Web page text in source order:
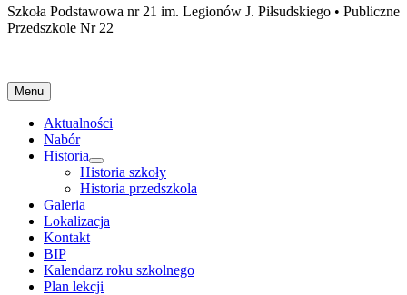
Szkoła Podstawowa nr 21 im. Legionów J. Piłsudskiego • Publiczne
Przedszkole Nr 22
Menu Przejdź
do
treści
Aktualności
Nabór
Historia
rozwiń
menu
potomne
Historia szkoły
Historia przedszkola
Galeria
Lokalizacja
Kontakt
BIP
Kalendarz roku szkolnego
Plan lekcji